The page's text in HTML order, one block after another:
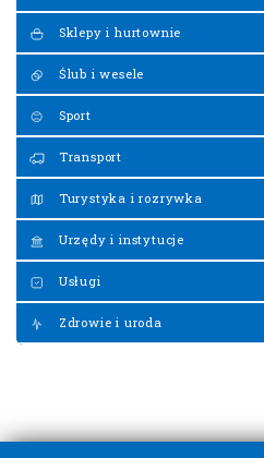
Sklepy i hurtownie
Ślub i wesele
Sport
Transport
Turystyka i rozrywka
Urzędy i instytucje
Usługi
Zdrowie i uroda